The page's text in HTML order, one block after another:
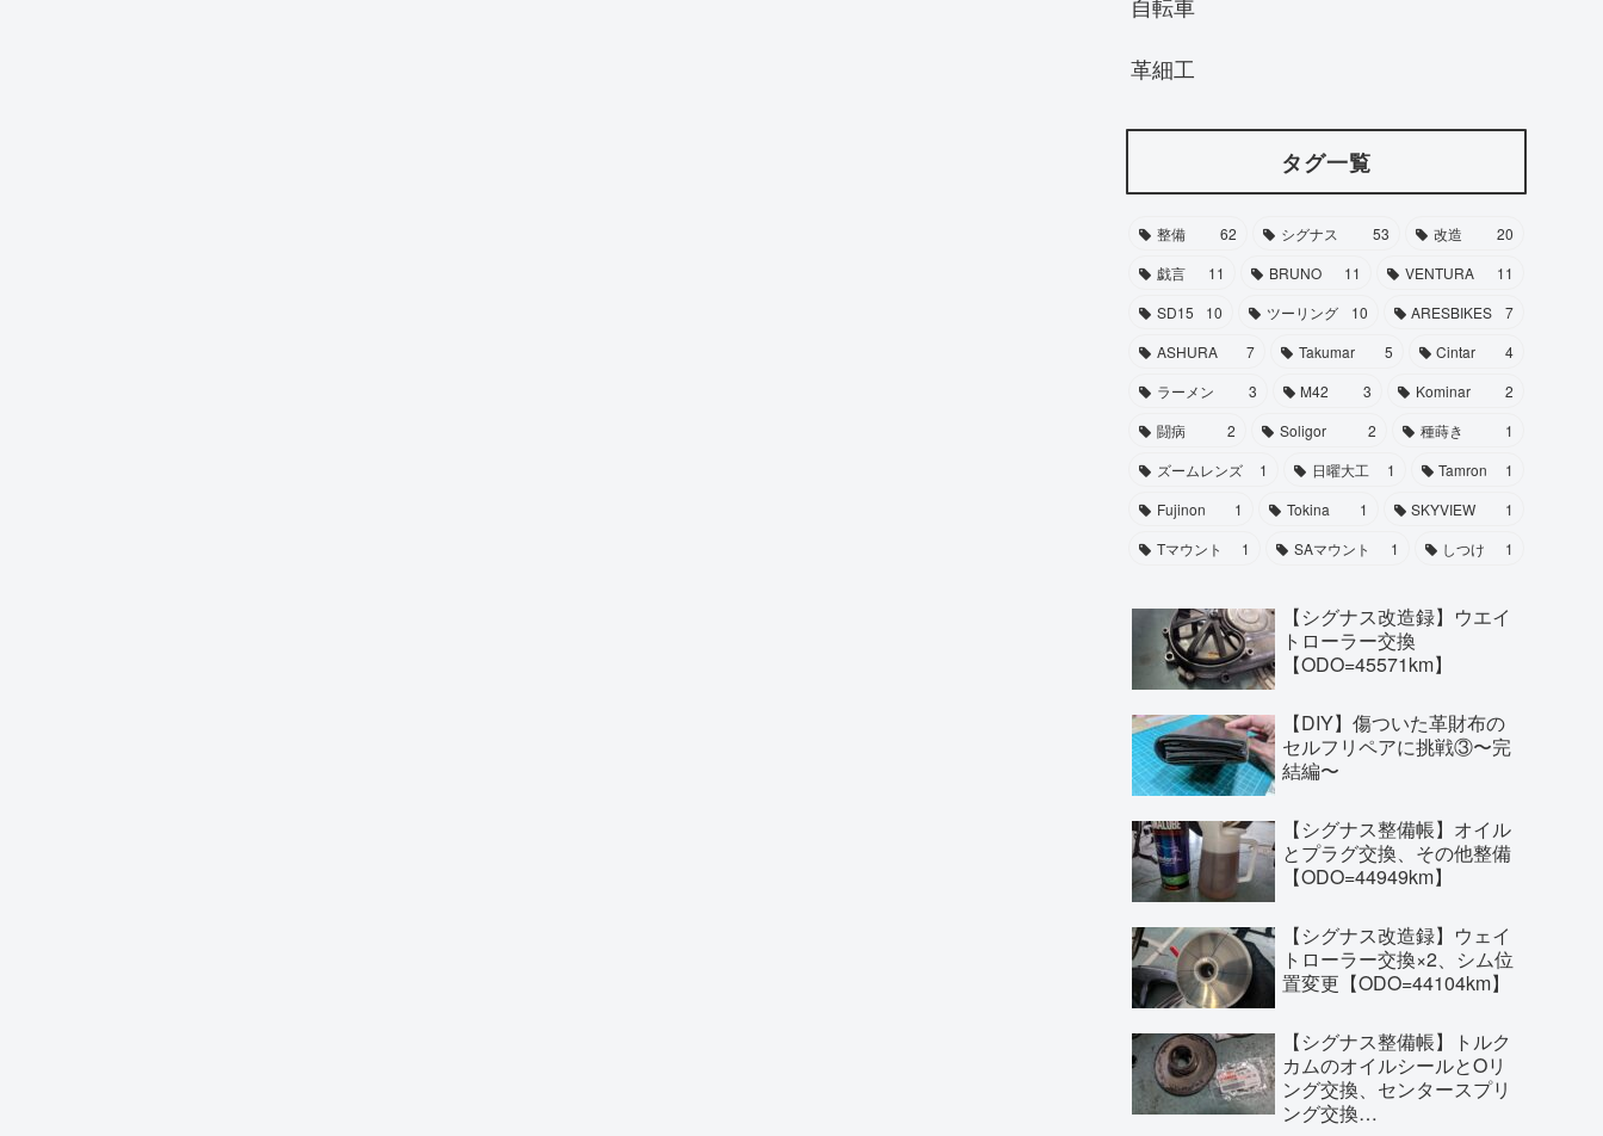
自転車
革細工
タグ一覧
整備 62 シグナス 53 改造
20
戯言
11 BRUNO 11 VENTURA
11
SD15
10 ツーリング 10 ARESBIKES
7
ASHURA
7 Takumar 5 Cintar
4
ラーメン
3 M42 3 Kominar
2
闘病
2 Soligor 2 種蒔き
1
ズームレンズ
1 日曜大工 1 Tamron
1
Fujinon
1 Tokina 1 SKYVIEW
1
Tマウント
1 SAマウント 1 しつけ 1
【シグナス改造録】ウエイ
トローラー交換
【ODO=45571km】
【DIY】傷ついた革財布の
セルフリペアに挑戦③〜完
結編〜
【シグナス整備帳】オイル
とプラグ交換、その他整備
【ODO=44949km】
【シグナス改造録】ウェイ
トローラー交換×2、シム位
置変更【ODO=44104km】
【シグナス整備帳】トルク
カムのオイルシールとOリ
ング交換、センタースプリ
ング交換